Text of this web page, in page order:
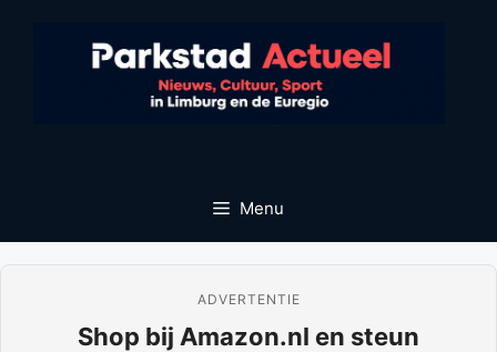
Menu
ADVERTENTIE
Shop bij Amazon.nl en steun